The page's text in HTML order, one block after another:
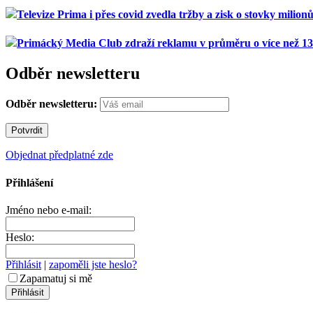
Televize Prima i přes covid zvedla tržby a zisk o stovky milionů
Primácký Media Club zdraží reklamu v průměru o více než
Odběr newsletteru
Odběr newsletteru:
Objednat předplatné zde
Přihlášení
Jméno nebo e-mail:
Heslo:
Přihlásit | zapoměli jste heslo?
Zapamatuj si mě